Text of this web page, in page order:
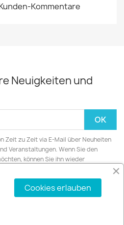
Kommentare
Neuigkeiten und
Zeit zu Zeit via E-Mail über Neuheiten
Veranstaltungen. Wenn Sie den
können Sie ihn wieder
Cookies erlauben